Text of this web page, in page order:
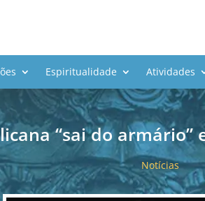
Espiritualidade Atividades
“sai do
Notícias